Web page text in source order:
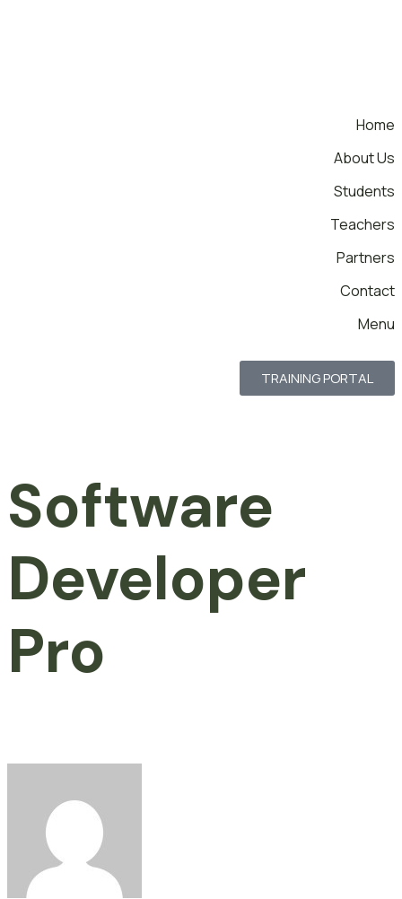
Home
About Us
Students
Teachers
Partners
Contact
Menu
TRAINING PORTAL
Software
Developer
Pro